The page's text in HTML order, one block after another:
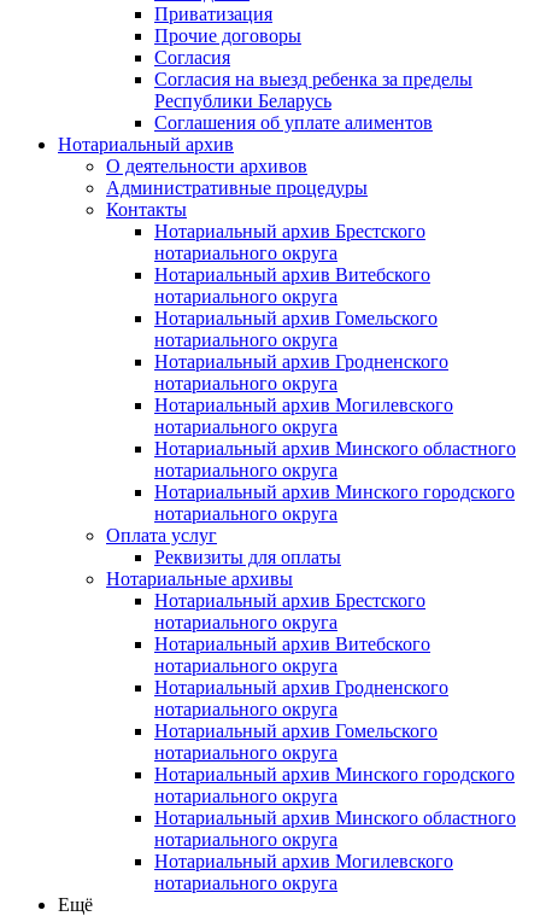
Приватизация
Прочие договоры
Согласия
Согласия на выезд ребенка за пределы
Республики Беларусь
Соглашения об уплате алиментов
Нотариальный архив
О деятельности архивов
Административные процедуры
Контакты
Нотариальный архив Брестского
нотариального округа
Нотариальный архив Витебского
нотариального округа
Нотариальный архив Гомельского
нотариального округа
Нотариальный архив Гродненского
нотариального округа
Нотариальный архив Могилевского
нотариального округа
Нотариальный архив Минского областного
нотариального округа
Нотариальный архив Минского городского
нотариального округа
Оплата услуг
Реквизиты для оплаты
Нотариальные архивы
Нотариальный архив Брестского
нотариального округа
Нотариальный архив Витебского
нотариального округа
Нотариальный архив Гродненского
нотариального округа
Нотариальный архив Гомельского
нотариального округа
Нотариальный архив Минского городского
нотариального округа
Нотариальный архив Минского областного
нотариального округа
Нотариальный архив Могилевского
нотариального округа
Ещё